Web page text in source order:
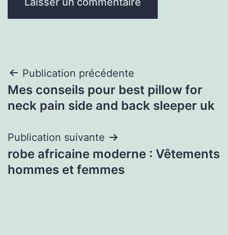
Navigation
de
Publication précédente
Mes conseils pour best pillow for
neck pain side and back sleeper uk
Publication suivante
robe africaine moderne : Vêtements
hommes et femmes